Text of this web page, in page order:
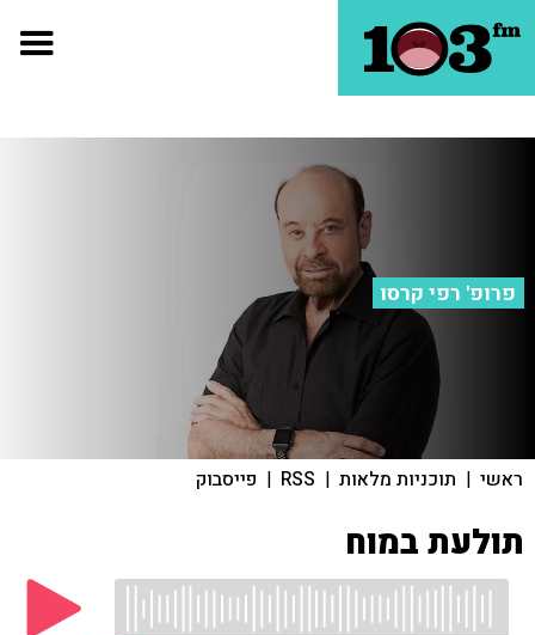
פרופ' רפי קרסו
ראשי | תוכניות מלאות |
RSS
| פייסבוק
תולעת במוח